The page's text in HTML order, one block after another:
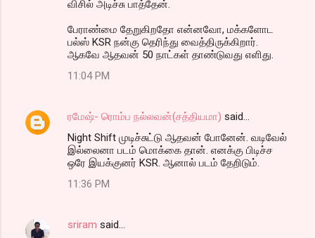
விசில் அடிச்சு பாத்தேன்.
பேராண்மை தேறுகிறதோ என்னவோ, மக்களோட
பல்ஸ் KSR நன்கு தெரிந்து வைத்திருக்கிறார்.
ஆகவே ஆதவன் 50 நாட்கள் தாண்டுவது எளிது.
11:04 PM
ரமேஷ்- ரொம்ப நல்லவன்(சத்தியமா) said…
Night Shift முடிச்சுட்டு ஆதவன் போனேன். வடிவேல்
இல்லைனா படம் மொக்கை தான். எனக்கு பிடிச்ச
ஒரே இயக்குனர் KSR. ஆனால் படம் தேறிடும்.
11:36 PM
sriram said…